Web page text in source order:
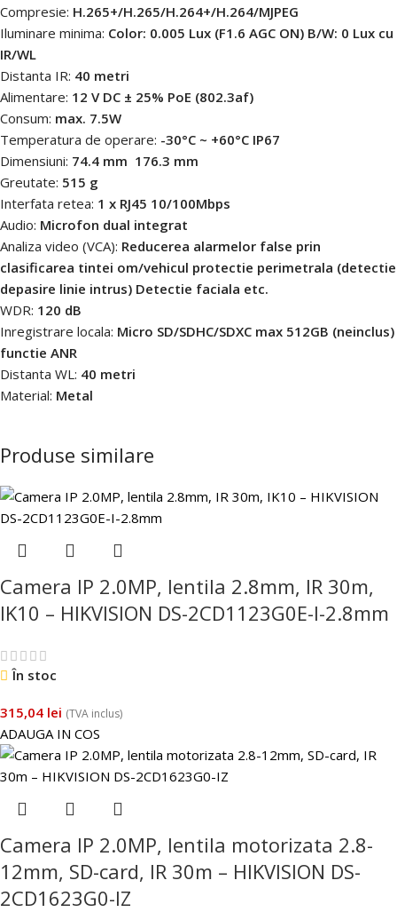
Compresie: H.265+/H.265/H.264+/H.264/MJPEG
Iluminare minima: Color: 0.005 Lux (F1.6 AGC ON) B/W: 0 Lux cu
IR/WL
Distanta IR: 40 metri
Alimentare: 12 V DC ± 25% PoE (802.3af)
Consum: max. 7.5W
Temperatura de operare: -30°C ~ +60°C IP67
Dimensiuni: 74.4 mm  176.3 mm
Greutate: 515 g
Interfata retea: 1 x RJ45 10/100Mbps
Audio: Microfon dual integrat
Analiza video (VCA): Reducerea alarmelor false prin
clasificarea tintei om/vehicul protectie perimetrala (detectie
depasire linie intrus) Detectie faciala etc.
WDR: 120 dB
Inregistrare locala: Micro SD/SDHC/SDXC max 512GB (neinclus)
functie ANR
Distanta WL: 40 metri
Material: Metal
Produse similare
Camera IP 2.0MP, lentila 2.8mm, IR 30m,
IK10 – HIKVISION DS-2CD1123G0E-I-2.8mm
În stoc
315,04 lei (TVA inclus)
ADAUGA IN COS
Camera IP 2.0MP, lentila motorizata 2.8-
12mm, SD-card, IR 30m – HIKVISION DS-
2CD1623G0-IZ